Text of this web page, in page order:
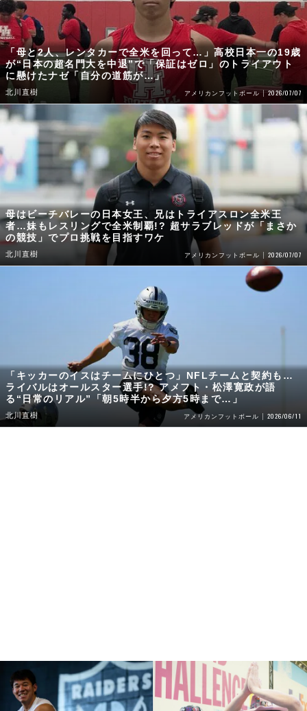
「母と2人、レンタカーで全米を回って…」高校日本一の19歳
が“日本の超名門大を中退”で「保証はゼロ」のトライアウト
に懸けたナゼ「自分の道筋が…」
北川直樹 アメリカンフットボール 2026/07/07
母はビーチバレーの日本女王、兄はトライアスロン全米王
者…妹もレスリングで全米制覇!? 超サラブレッドが「まさか
の競技」でプロ挑戦を目指すワケ
北川直樹 アメリカンフットボール 2026/07/07
「キッカーのイスはチームにひとつ」NFLチームと契約も…
ライバルはオールスター選手!? アメフト・松澤寛政が語
る“日常のリアル”「朝5時半から夕方5時まで…」
北川直樹 アメリカンフットボール 2026/06/11